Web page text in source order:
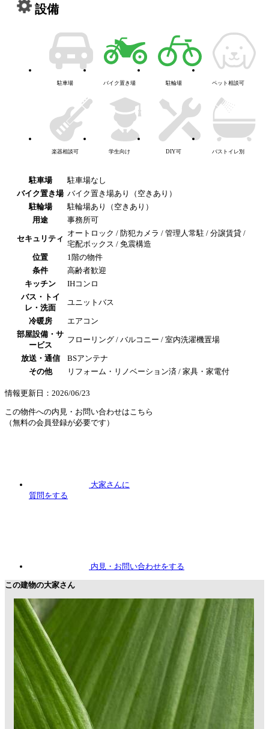
設備
駐車場 バイク置き場 駐輪場 ペット相談可
楽器相談可 学生向け DIY可 バストイレ別
駐車場
駐車場なし
バイク置き場 バイク置き場あり（空きあり）
駐輪場
駐輪場あり（空きあり）
用途
事務所可
セキュリティ
オートロック / 防犯カメラ / 管理人常駐 / 分譲賃貸 /
宅配ボックス / 免震構造
位置
1階の物件
条件
高齢者歓迎
キッチン
IHコンロ
バス・トイ
レ・洗面
ユニットバス
冷暖房
エアコン
部屋設備・サ
ービス
フローリング / バルコニー / 室内洗濯機置場
放送・通信
BSアンテナ
その他
リフォーム・リノベーション済 / 家具・家電付
情報更新日：2026/06/23
この物件への内見・お問い合わせはこちら
（無料の会員登録が必要です）
大家さんに
質問をする
内見 ・お問い合わせをする
この建物の大家さん